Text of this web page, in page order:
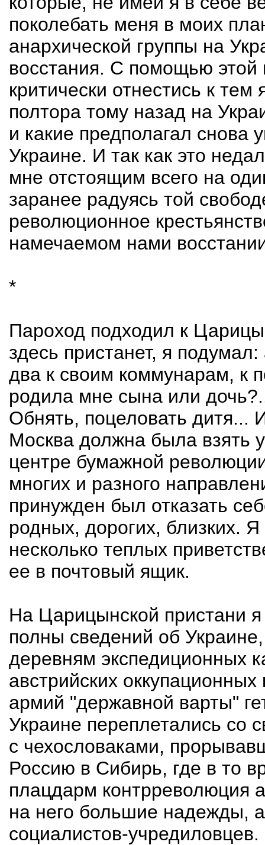
поколебать меня в моих
анархической группы на
восстания. С помощью этой
критически отнестись к
полтора тому назад на
и какие предполагал снова
Украине. И так как это
мне отстоящим всего на
заранее радуясь той
революционное
намечаемом нами
*
Пароход подходил к
здесь пристанет, я
два к своим коммунарам, к
родила мне сына или
Обнять, поцеловать дитя...
Москва должна была взять
центре бумажной
многих и разного
принужден был отказать
родных, дорогих, близких.
несколько теплых
ее в почтовый ящик.
На Царицынской пристани
полны сведений об
деревням экспедиционных
австрийских
армий "державной варты"
Украине переплетались со
с чехословаками,
Россию в Сибирь, где в то
плацдарм контрреволюция
на него большие надежды,
социалистов-учредиловцев.